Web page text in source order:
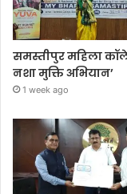
समस्तीपुर महिला
नशा मुक्ति अभियान’
1 week ago